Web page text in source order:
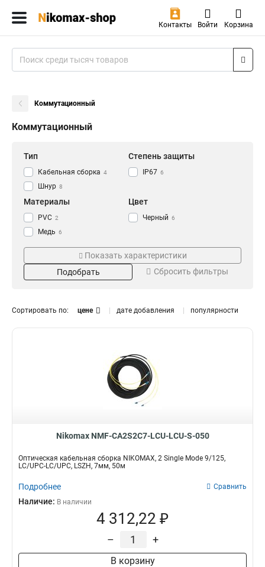
Контакты Войти Корзина
Коммутационный
Коммутационный
Тип
Кабельная сборка 4
Шнур 8
Степень защиты
IP67 6
Материалы
PVC 2
Медь 6
Цвет
Черный 6
Категория
Кат6 6
Длина
30м 1
5м
Коннекторы / полировка
SC/UPC-FC/UPC
4 2хRJ45/8P8C 6
Диаметр проводников,
Индустриальный
U/UTP
Показать характеристики
Подобрать
Сбросить фильтры
Сортировать по: цене дате добавления популярности
Nikomax NMF-CA2S2C7-LCU-LCU-S-050
Оптическая кабельная сборка NIKOMAX, 2 Single Mode 9/125,
LC/UPC-LC/UPC, LSZH, 7мм, 50м
Подробнее Сравнить
Наличие: В наличии
4 312,22 ₽
– +
В корзину